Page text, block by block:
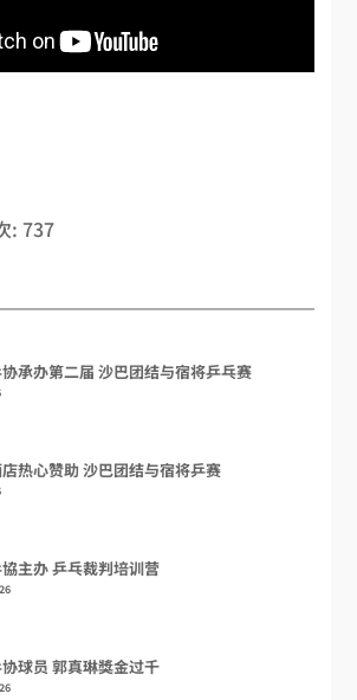
: 737
承办第二届 沙巴团结与宿将乒乓赛
热心赞助 沙巴团结与宿将乒赛
主办 乒乓裁判培训营
球员 郭真琳獎金过千